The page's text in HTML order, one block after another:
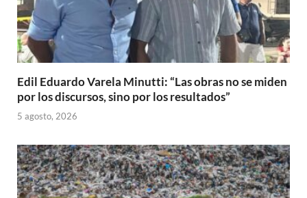
Edil Eduardo Varela Minutti: “Las obras no se miden
por los discursos, sino por los resultados”
5 agosto, 2026